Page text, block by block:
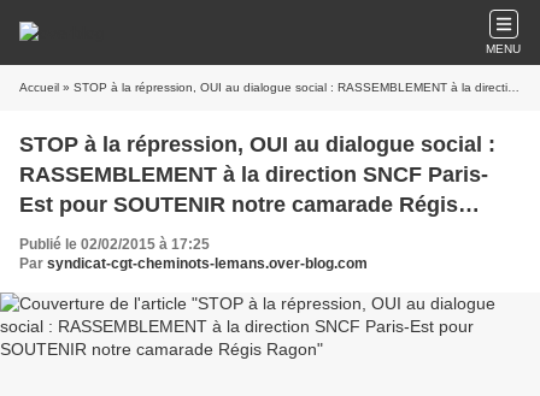
MENU
Accueil » STOP à la répression, OUI au dialogue social : RASSEMBLEMENT à la direction SNCF Paris-Est pour SOUTENIR notre camarade Régis Ragon
STOP à la répression, OUI au dialogue social :
RASSEMBLEMENT à la direction SNCF Paris-
Est pour SOUTENIR notre camarade Régis
Ragon
Publié le 02/02/2015 à 17:25
Par syndicat-cgt-cheminots-lemans.over-blog.com